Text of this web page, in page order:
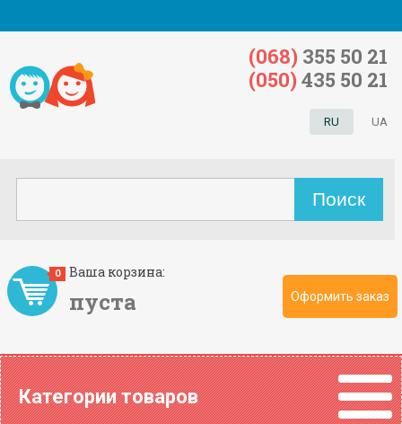
Ваша корзина:
пуста
0
Оформить заказ
RU UA
(068) 355 50 21
(050) 435 50 21
Категории товаров